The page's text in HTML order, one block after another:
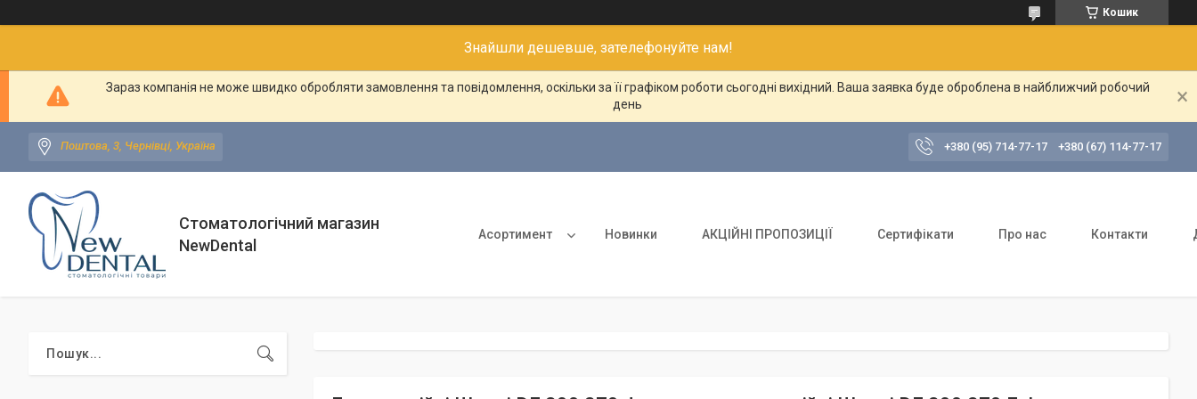
Кошик
Знайшли дешевше, зателефонуйте нам!
Зараз компанія не може швидко обробляти замовлення та повідомлення, оскільки за її графіком роботи сьогодні вихідний. Ваша заявка буде оброблена в найближчий робочий
день
Поштова, 3, Чернівці, Україна +380 (95) 714-77-17 +380 (67) 114-77-17
Стоматологічний магазин
NewDental
Асортимент Новинки АКЦІЙНІ ПРОПОЗИЦІЇ Сертифікати Про нас Контакти